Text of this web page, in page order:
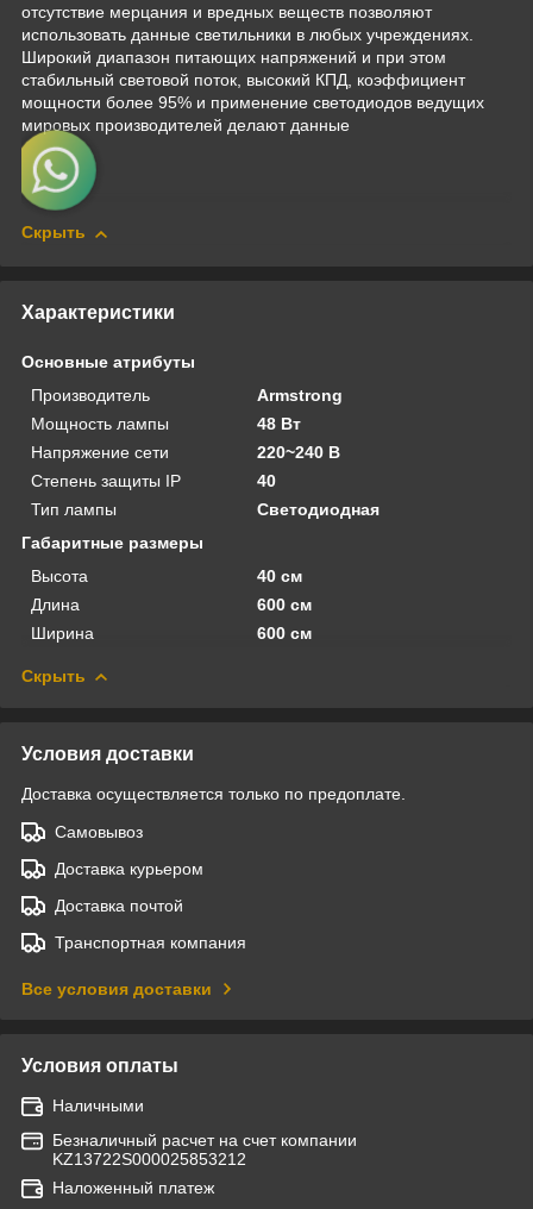
отсутствие мерцания и вредных веществ позволяют
использовать данные светильники в любых учреждениях.
Широкий диапазон питающих напряжений и при этом
стабильный световой поток, высокий КПД, коэффициент
мощности более 95% и применение светодиодов ведущих
мировых производителей делают данные
Скрыть
Характеристики
Основные атрибуты
Производитель
Armstrong
Мощность лампы
48 Вт
Напряжение сети
220~240 В
Степень защиты IP
40
Тип лампы
Светодиодная
Габаритные размеры
Высота
40 см
Длина
600 см
Ширина
600 см
Скрыть
Условия доставки
Доставка осуществляется только по предоплате.
Самовывоз
Доставка курьером
Доставка почтой
Транспортная компания
Все условия доставки
Условия оплаты
Наличными
Безналичный расчет на счет компании
KZ13722S000025853212
Наложенный платеж